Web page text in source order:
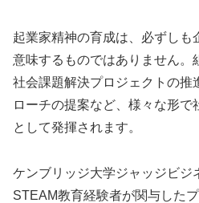
起業家精神の育成は、必ずしも
意味するものではありません。
社会課題解決プロジェクトの推
ローチの提案など、様々な形で
として発揮されます。
ケンブリッジ大学ジャッジビジ
STEAM教育経験者が関与した